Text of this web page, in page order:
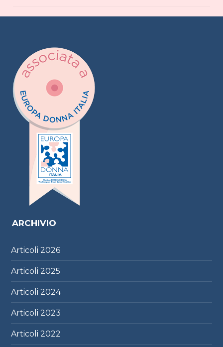
ARCHIVIO
Articoli2026
Articoli2025
Articoli2024
Articoli2023
Articoli2022